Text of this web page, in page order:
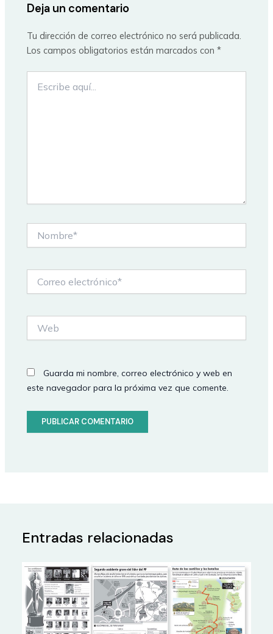
Deja un comentario
Tu dirección de correo electrónico no será publicada.
Los campos obligatorios están marcados con*
aquí...
electrónico*
Guarda mi nombre, correo electrónico y web en
este navegador para la próxima vez que comente.
Entradas relacionadas